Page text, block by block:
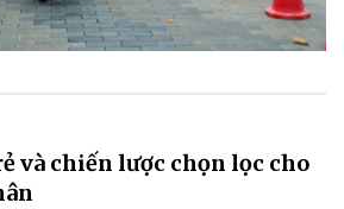
và chiến lược chọn lọc cho